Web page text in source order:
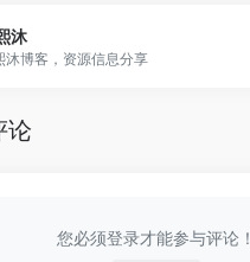
沐
沐博客，资源信息分享
论
您必须登录才能参与评论！